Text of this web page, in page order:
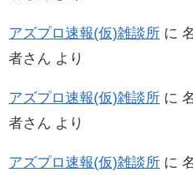
アズプロ速報(仮)雑談所 に
者さん より
アズプロ速報(仮)雑談所 に
者さん より
アズプロ速報(仮)雑談所 に